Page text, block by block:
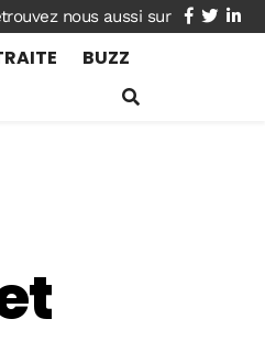
facebook
twitter
BUZZ